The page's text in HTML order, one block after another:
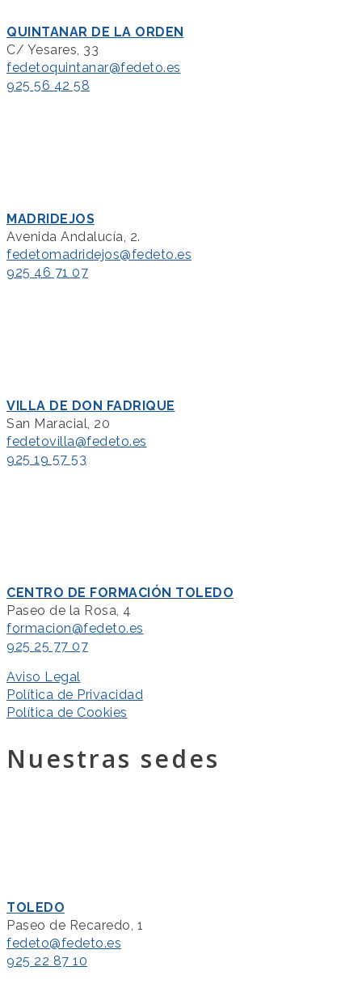
QUINTANAR DE LA ORDEN
C/ Yesares, 33
fedetoquintanar@fedeto.es
925 56 42 58
MADRIDEJOS
Avenida Andalucía, 2.
fedetomadridejos@fedeto.es
925 46 71 07
VILLA DE DON FADRIQUE
San Maracial, 20
fedetovilla@fedeto.es
925 19 57 53
CENTRO DE FORMACIÓN TOLEDO
Paseo de la Rosa, 4
formacion@fedeto.es
925 25 77 07
Aviso Legal
Política de Privacidad
Política de Cookies
Nuestras sedes
TOLEDO
Paseo de Recaredo, 1
fedeto@fedeto.es
925 22 87 10